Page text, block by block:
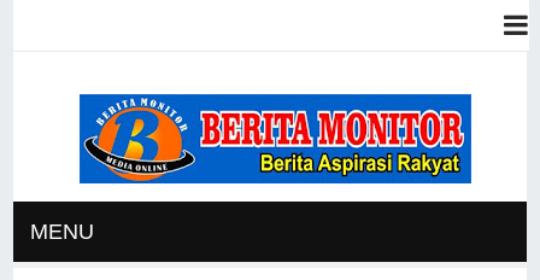
MENU